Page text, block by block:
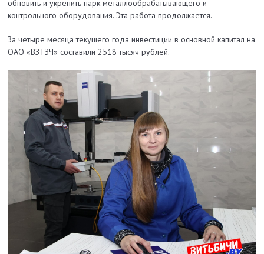
обновить и укрепить парк металлообрабатывающего и
контрольного оборудования. Эта работа продолжается.
За четыре месяца текущего года инвестиции в основной капитал на
ОАО «ВЗТЗЧ» составили 2518 тысяч рублей.